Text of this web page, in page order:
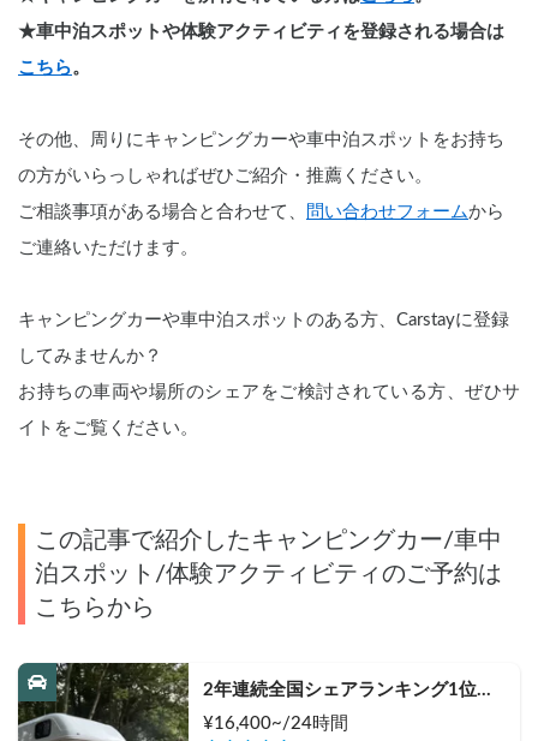
★車中泊スポットや体験アクティビティを登録される場合は
こちら。
その他、周りにキャンピングカーや車中泊スポットをお持ち
の方がいらっしゃればぜひご紹介・推薦ください。
ご相談事項がある場合と合わせて、
問い合わせフォームから
ご連絡いただけます。
キャンピングカーや車中泊スポットのある方、Carstayに登録
してみませんか？
お持ちの車両や場所のシェアをご検討されている方、ぜひサ
イトをご覧ください。
この記事で紹介したキャンピングカー/車中
泊スポット/体験アクティビティのご予約は
こちらから
2年連続全国シェアランキング1位獲
得🥇 🏕️フル装備のキャンピングカー
¥16,400~/24時間